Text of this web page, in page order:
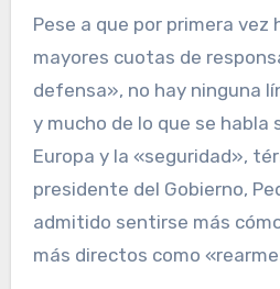
Pese a que por primera vez
mayores cuotas de
defensa», no hay ninguna
y mucho de lo que se habla
Europa y la «seguridad»,
presidente del Gobierno,
admitido sentirse más
más directos como